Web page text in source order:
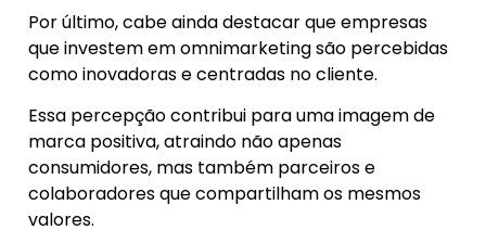
Por último, cabe ainda destacar que empresas
que investem em omnimarketing são percebidas
como inovadoras e centradas no cliente.
Essa percepção contribui para uma imagem de
marca positiva, atraindo não apenas
consumidores, mas também parceiros e
colaboradores que compartilham os mesmos
valores.